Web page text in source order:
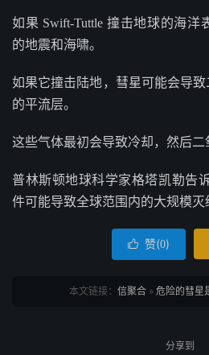
如果 Swift-Tuttle 撞击地球的海洋
的地震和海啸。
如果它撞击陆地，彗星可能会导
的平流层。
这些气体最初会导致冷却，然后二
普林斯顿地球科学家格塔凯勒告
件可能导致全球范围内的大规模灭
 赞(0)
本文链接： 信聚合 » 危险的彗星
分享到